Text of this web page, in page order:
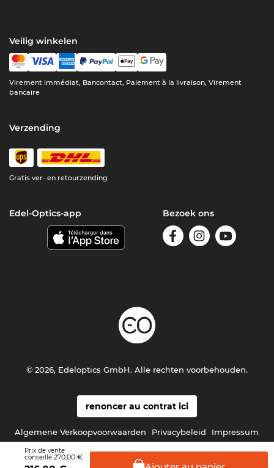
Prix de vente
conseillé 270,00 €
Veilig winkelen
Virement immédiat, Bancontact, Paiement à la livraison, Virement
bancaire
Verzending
Gratis ver- en retourzending
Edel-Optics-app Bezoek ons
renoncer au contrat ici
Algemene Verkoopvoorwaarden Privacybeleid Impressum
© 2026, Edeloptics GmbH. Alle rechten voorbehouden.